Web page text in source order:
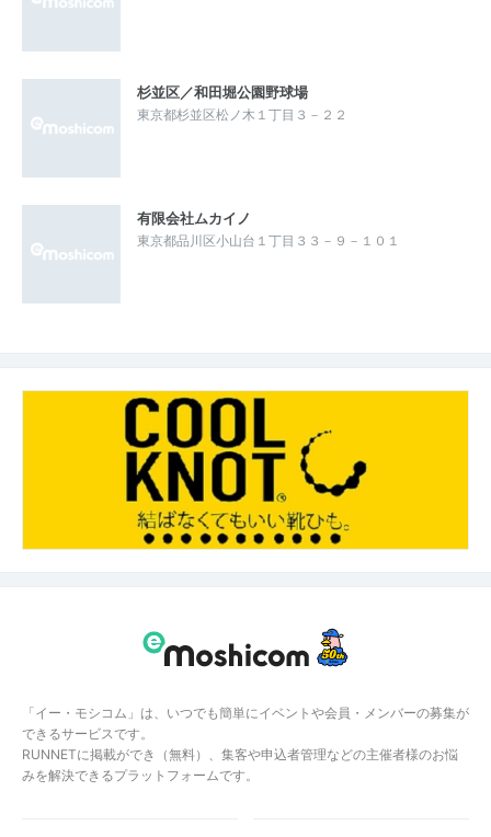
杉並区／和田堀公園野球場
東京都杉並区松ノ木１丁目３－２２
有限会社ムカイノ
東京都品川区小山台１丁目３３－９－１０１
「イー・モシコム」は、いつでも簡単にイベントや会員・メンバーの募集が
できるサービスです。
RUNNETに掲載ができ（無料）、集客や申込者管理などの主催者様のお悩
みを解決できるプラットフォームです。